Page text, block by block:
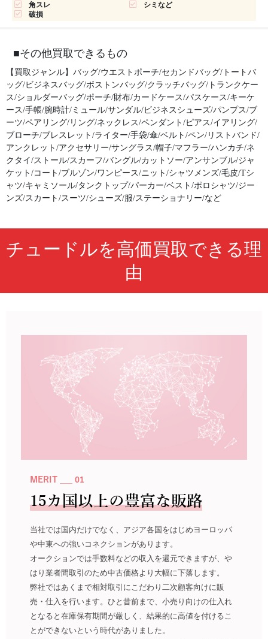
角スレ
シミなど
破損
■その他買取できるもの
【買取ジャンル】バッグ/ウエストポーチ/セカンドバッグ/トートバ
ッグ/ビジネスバッグ/ボストンバッグ/クラッチバッグ/トランクケー
ス/ショルダーバッグ/ポーチ/財布/カードケース/パスケース/キーケ
ース/手帳/腕時計/ミュール/サンダル/ビジネスシューズ/パンプス/ブ
ーツ/ペアリング/リング/ネックレス/ペンダント/ピアス/イアリング/
ブローチ/ブレスレット/ライター/手袋/傘/ベルト/ペン/リストバンド/
アンクレット/アクセサリー/サングラス/帽子/マフラー/ハンカチ/ネ
クタイ/ストール/スカーフ/バングル/カットソー/アンサンブル/ジャ
ケット/コート/ブルゾン/ワンピース/ニット/シャツメンズ/毛皮/Tシ
ャツ/キャミソール/タンクトップ/パーカー/ベスト/ポロシャツ/ジー
ンズ/スカート/スーツ/シューズ/服/ステーショナリー/など
チュードルを高価買取できる理
由
MERIT ___ 01
15カ国以上の豊富な販路
当社では国内だけでなく、アジア各国をはじめヨーロッパ
や中東への強いコネクションがあります。
オークションでは手数料などの収入を還元できますが、や
はり業者間取引のため中古価格より大幅に下落します。
弊社ではあくまで相対取引にこだわり二次顧客向けに販
売・仕入を行います。ひと昔前まで、小売り向けの仕入れ
となると在庫保有期間が厳しく、結果的に高値を付けるこ
とができないという時代がありました。